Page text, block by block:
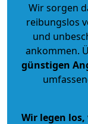
Wir sorgen
reibungslos
und
ankommen.
günstigen
Wir legen